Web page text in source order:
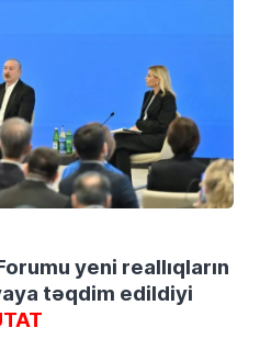
yeni reallıqların
təqdim edildiyi